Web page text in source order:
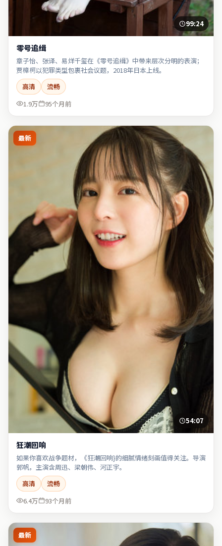
99:24
零号追缉
章子怡、张译、易烊千玺在《零号追缉》中带来层次分明的表演；
贾樟柯以犯罪类型包裹社会议题，2018年日本上线。
高清
流畅
1.9万
95个月前
最新
54:07
狂潮回响
如果你喜欢战争题材，《狂潮回响}的细腻情绪刻画值得关注。导演
郭帆，主演含周迅、梁朝伟、河正宇。
高清
流畅
6.4万
93个月前
最新